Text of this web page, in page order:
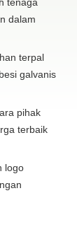
dalam
terpal
galvanis
pihak
terbaik
logo